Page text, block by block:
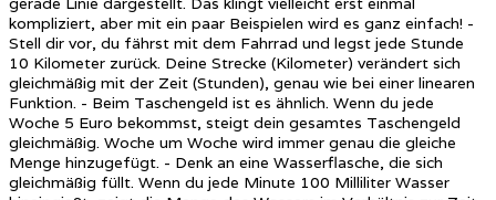
kompliziert, aber mit ein paar Beispielen wird es ganz einfach! -
Stell dir vor, du fährst mit dem Fahrrad und legst jede Stunde
10 Kilometer zurück. Deine Strecke (Kilometer) verändert sich
gleichmäßig mit der Zeit (Stunden), genau wie bei einer linearen
Funktion. - Beim Taschengeld ist es ähnlich. Wenn du jede
Woche 5 Euro bekommst, steigt dein gesamtes Taschengeld
gleichmäßig. Woche um Woche wird immer genau die gleiche
Menge hinzugefügt. - Denk an eine Wasserflasche, die sich
gleichmäßig füllt. Wenn du jede Minute 100 Milliliter Wasser